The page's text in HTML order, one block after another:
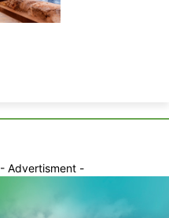
- Advertisment -